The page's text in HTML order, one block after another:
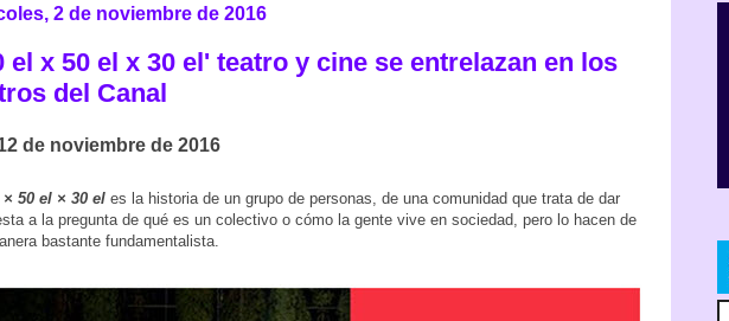
2 de noviembre de 2016
el x 50 el x 30 el' teatro y cine se entrelazan en los
del Canal
de noviembre de 2016
× 50 el × 30 el es la historia de un grupo de personas, de una comunidad que trata de dar
a la pregunta de qué es un colectivo o cómo la gente vive en sociedad, pero lo hacen de
bastante fundamentalista.